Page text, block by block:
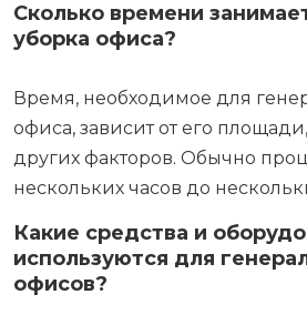
Сколько времени
уборка офиса?
Время, необходимое для
офиса, зависит от его
других факторов. Обычно
нескольких часов до
Какие средства и
используются для
офисов?